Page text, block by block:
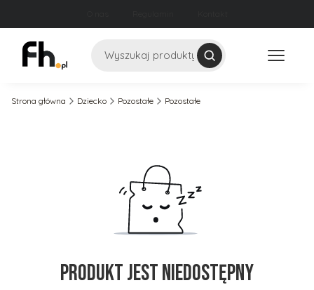
Szukaj
Strona główna Dziecko Pozostałe Pozostałe
Produkt jest niedostępny